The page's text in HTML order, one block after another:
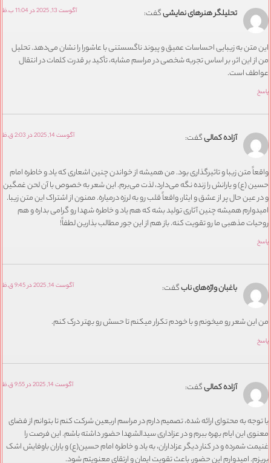
تحلیلگر هنرهای نمایشیگفت: آگوست 13, 2025 در 11:04 ب.ظ
متن به زیبایی احساسات عمیق و پیوند ناگسستنی با عاشورا را نشان می‌دهد. تحلیل
این اثر، بر اساس تجربه شخصی در مراسم مشابه، تأکید بر قدرت کلمات در انتقال
است.
آزاده کمالیگفت: آگوست 14, 2025 در 2:03 ق.ظ
متن زیبا و تاثیرگذاری بود. من همیشه از خواندن چنین اشعاری که یاد و خاطره امام
(ع) و یارانش را زنده نگه می‌دارد، لذت می‌برم. این شعر به خصوص با آن لحن غمگین
عین حال پر از عشق و ایثار، واقعاً قلب رو به لرزه درمیاره. ممنون از اشتراک این متن زیبا.
همیشه چنین آثاری تولید بشه که هم یاد و خاطره شهدا رو گرامی بداره و هم
مذهبی ما رو تقویت کنه. باز هم از این جور مطالب بذارین لطفاً!
باغبان واژه‌های نابگفت: آگوست 14, 2025 در 9:45 ق.ظ
شعر رو میخونم و با خودم تکرار میکنم تا حسش رو بهتر درک کنم.
آزاده کمالیگفت: آگوست 14, 2025 در 9:55 ق.ظ
به محتوای ارائه شده، تصمیم دارم در مراسم اربعین شرکت کنم تا بتوانم از فضای
این ایام بهره ببرم و در عزاداری سیدالشهدا حضور داشته باشم. این فرصت را
شمرده و در کنار دیگر عزاداران، به یاد و خاطره امام حسین(ع) و یاران باوفایش اشک
امیدوارم این حضور، باعث تقویت ایمان و ارتقای معنویتم شود.